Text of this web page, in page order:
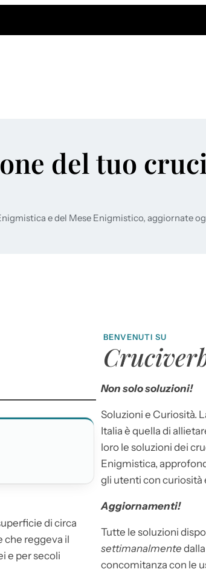
del tuo
e del Mese Enigmistico, aggiornate
di circa
che reggeva il
e per secoli
BENVENUTI SU
Non solo soluzioni!
Soluzioni e Curiosità.
Italia è quella di
loro le soluzioni dei
Enigmistica,
gli utenti con curiosità
Aggiornamenti!
Tutte le soluzioni
settimanalmente
concomitanza con le